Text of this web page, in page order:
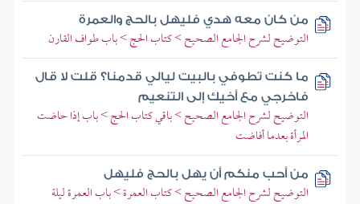
من كان معه هدي فليهل بالحج والعمرة
التوضيح لشرح الجامع الصحيح > كتاب الحج > باب طواف القارن
ما كنت تطوفي بالبيت ليالي قدمنا؟ قلت لا قال
فاخرجي مع أخيك إلى التنعيم
التوضيح لشرح الجامع الصحيح > باقي كتاب الحج > باب إذا حاضت
المرأة بعدما أفاضت
من أحب منكم أن يهل بالحج فليهل
التوضيح لشرح الجامع الصحيح > كتاب العمرة > باب العمرة ليلة